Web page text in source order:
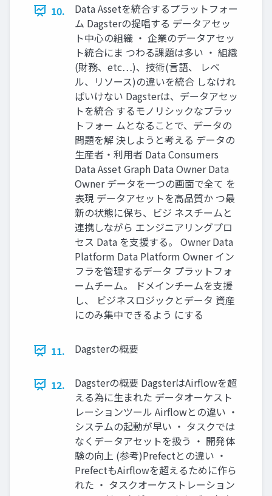
10.
Data Assetを統合するプラットフォー
ム Dagsterの提唱する データアセッ
ト中心の組織 ・ 企業のデータアセッ
ト統合にま つわる課題は多い ・ 組織
(財務、etc…)、技術(言語、 レベ
ル、リソース)の違いを統合 しなけれ
ばいけない Dagsterは、データアセッ
トを統合 するモノリシックなプラッ
トフォー ムとなることで、データの
問題を解 決しようと考える データの
生産者・利用者 Data Consumers
Data Asset Graph Data Owner Data
Owner データを一つの画面で全て を
表現 データアセットを高品質か つ最
新の状態に保ち、ビジ ネスチームと
連携しながら エンジニアリングプロ
セス Data を支援する。 Owner Data
Platform Data Platform Owner イン
フラを管理するデータ プラットフォ
ームチーム。 ドメインチームを支援
し、 ビジネスロジックとデータ 資産
にのみ集中できるよう にする
11. Dagsterの概要
12.
Dagsterの概要 DagsterはAirflowを超
える為に生まれた データオーケスト
レーションツール Airflowとの違い ・
システムの起動が早い ・ タスクでは
なくデータアセットを扱う ・ 開発体
験の向上 (参考)Prefectとの違い ・
PrefectもAirflowを超えるために作ら
れた ・ タスクオーケストレーション